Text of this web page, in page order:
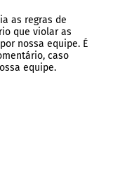
as regras de
que violar as
nossa equipe. É
caso
equipe.